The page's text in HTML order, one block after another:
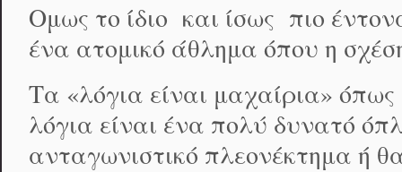
Ομως το ίδιο και ίσως πιο
ένα ατομικό άθλημα όπου η
Τα «λόγια είναι μαχαίρια»
λόγια είναι ένα πολύ δυνατό
ανταγωνιστικό πλεονέκτημα ή